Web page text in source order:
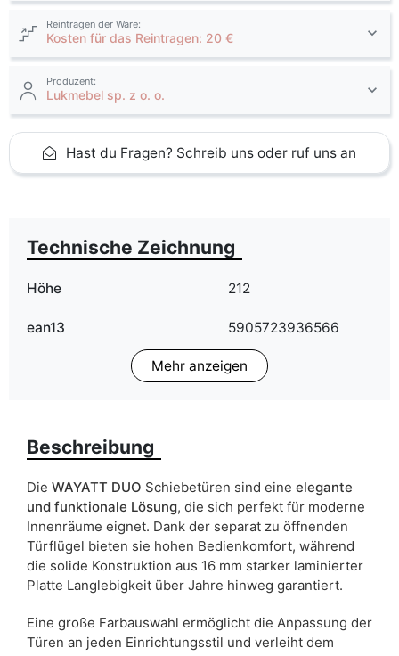
Reintragen der Ware:
Kosten für das Reintragen: 20 €
Produzent:
Lukmebel sp. z o. o.
Hast du Fragen? Schreib uns oder ruf uns an
Technische Zeichnung
Höhe 212
ean13 5905723936566
14 Werktage
Mehr anzeigen
Beschreibung
Die WAYATT DUO Schiebetüren sind eine elegante
und funktionale Lösung, die sich perfekt für moderne
Innenräume eignet. Dank der separat zu öffnenden
Türflügel bieten sie hohen Bedienkomfort, während
die solide Konstruktion aus 16 mm starker laminierter
Platte Langlebigkeit über Jahre hinweg garantiert.
Eine große Farbauswahl ermöglicht die Anpassung der
Türen an jeden Einrichtungsstil und verleiht dem